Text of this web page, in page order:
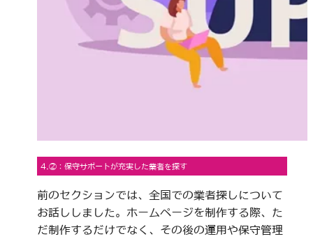
4.②：保守サポートが充実した業者を探す
前のセクションでは、全国での業者探しについて
お話ししました。ホームページを制作する際、た
だ制作するだけでなく、その後の運用や保守管理